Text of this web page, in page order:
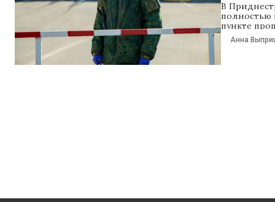
В
полностью
пункте
сообщило
Анна